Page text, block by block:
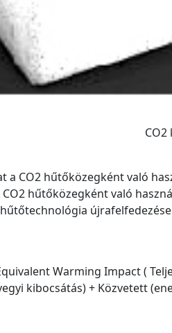
a CO2 hűtőközegként való
CO2 hűtőközegként való
hűtőtechnológia
Warming Impact (
kibocsátás) + Közvetett